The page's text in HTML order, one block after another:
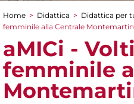
Tu sei qui
Home > Didattica > Didattica per
femminile alla Centrale
aMICi -
femminile